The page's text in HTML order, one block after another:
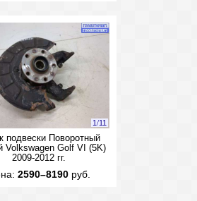
1/11
подвески Поворотный
Volkswagen Golf VI (5K)
2009-2012 гг.
2590–8190руб.